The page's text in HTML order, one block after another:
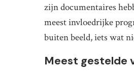
zijn documentaires
meest invloedrijke
buiten beeld, iets wat
Meest gestelde